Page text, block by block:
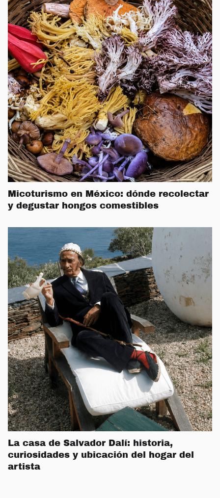
Micoturismo en México: dónde recolectar
y degustar hongos comestibles
La casa de Salvador Dalí: historia,
curiosidades y ubicación del hogar del
artista